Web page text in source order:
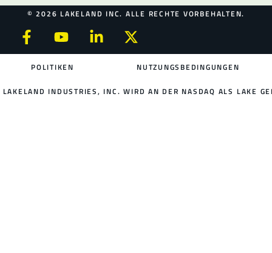
© 2026 LAKELAND INC. ALLE RECHTE VORBEHALTEN.
POLITIKEN NUTZUNGSBEDINGUNGEN
LAKELAND INDUSTRIES, INC. WIRD AN DER NASDAQ ALS LAKE